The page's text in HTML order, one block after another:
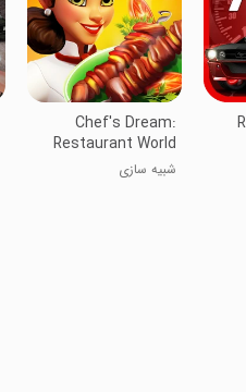
Chef's Dream:
Restaurant World
شبیه سازی